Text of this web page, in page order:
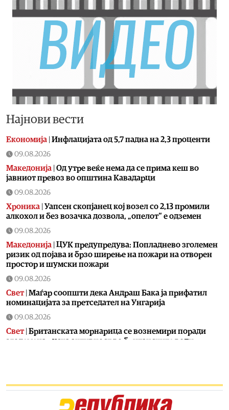
Најнови вести
Економија Инфлацијата од 5,7 падна на 2,3 проценти
09.08.2026
Македонија Од утре веќе немa да се прима кеш во
јавниот превоз во општина Кавадарци
09.08.2026
Хроника Уапсен скопјанец кој возел со 2,13 промили
алкохол и без возачка дозвола, „опелот“ е одземен
09.08.2026
Македонија ЦУК предупредува: Попладнево зголемен
ризик од појава и брзо ширење на пожари на отворен
простор и шумски пожари
09.08.2026
Свет| Маѓар соопшти дека Андраш Бака ја прифатил
номинацијата за претседател на Унгарија
09.08.2026
Свет| Британската морнарица се вознемири поради
зголемена руска активност во британските води
Плата